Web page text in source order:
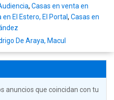
, Casas en venta en
El Estero, El Portal, Casas en
De Araya, Macul
anuncios que coincidan con tu